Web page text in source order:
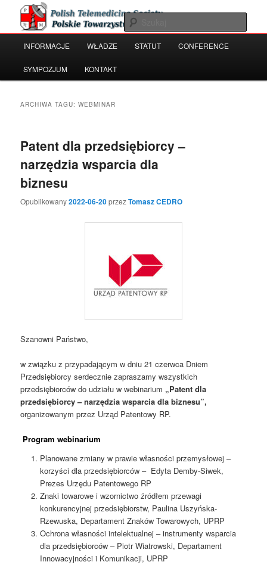
Przeskocz
tekstu
Przeskocz
widgetów
Polskie Towarzystwo Telemedycyny
i e-Zdrowia
Polish Telemedicine and e-Health Society
INFORMACJE WŁADZE STATUT CONFERENCE
SYMPOZJUM KONTAKT
ARCHIWA TAGU:WEBMINAR
Patent dla przedsiębiorcy –
narzędzia wsparcia dla
biznesu
Opublikowany2022-06-20przezTomasz CEDRO
Szanowni Państwo,
w związku z przypadającym w dniu 21 czerwca Dniem
Przedsiębiorcy serdecznie zapraszamy wszystkich
przedsiębiorców do udziału w webinarium „Patent dla
przedsiębiorcy – narzędzia wsparcia dla biznesu”,
organizowanym przez Urząd Patentowy RP.
Program webinarium
Planowane zmiany w prawie własności przemysłowej –
korzyści dla przedsiębiorców – Edyta Demby-Siwek,
Prezes Urzędu Patentowego RP
Znaki towarowe i wzornictwo źródłem przewagi
konkurencyjnej przedsiębiorstw, Paulina Uszyńska-
Rzewuska, Departament Znaków Towarowych, UPRP
Ochrona własności intelektualnej – instrumenty wsparcia
dla przedsiębiorców – Piotr Wiatrowski, Departament
Innowacyjności i Komunikacji, UPRP